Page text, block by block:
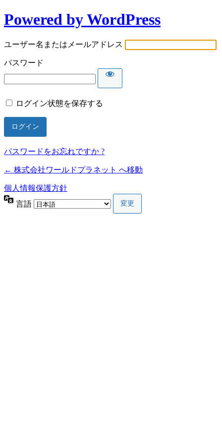
Powered by WordPress
ユーザー名またはメールアドレス
パスワード
ログイン状態を保存する
パスワードをお忘れですか ?
← 株式会社ワールドプラネット へ移動
個人情報保護方針
言語